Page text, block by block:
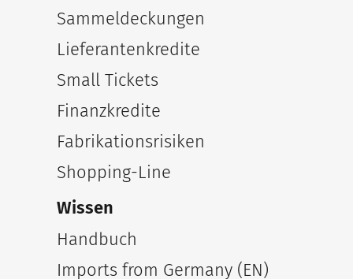
Sammeldeckungen
Lieferantenkredite
Small Tickets
Finanzkredite
Fabrikationsrisiken
Shopping-Line
Wissen
Handbuch
Imports from Germany (EN)